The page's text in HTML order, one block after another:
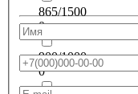
865/1500
0
900/1000
0